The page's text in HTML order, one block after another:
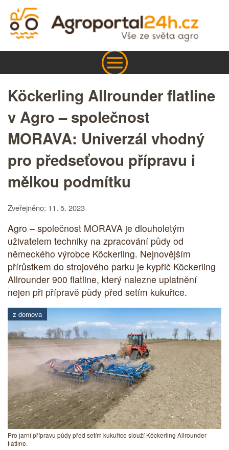
Köckerling Allrounder flatline
v Agro – společnost
MORAVA: Univerzál vhodný
pro předseťovou přípravu i
mělkou podmítku
Zveřejněno: 11. 5. 2023
Agro – společnost MORAVA je dlouholetým
uživatelem techniky na zpracování půdy od
německého výrobce Köckerling. Nejnovějším
přírůstkem do strojového parku je kypřič Köckerling
Allrounder 900 flatline, který nalezne uplatnění
nejen při přípravě půdy před setím kukuřice.
z domova
Pro jarní přípravu půdy před setím kukuřice slouží Köckerling Allrounder
flatline.